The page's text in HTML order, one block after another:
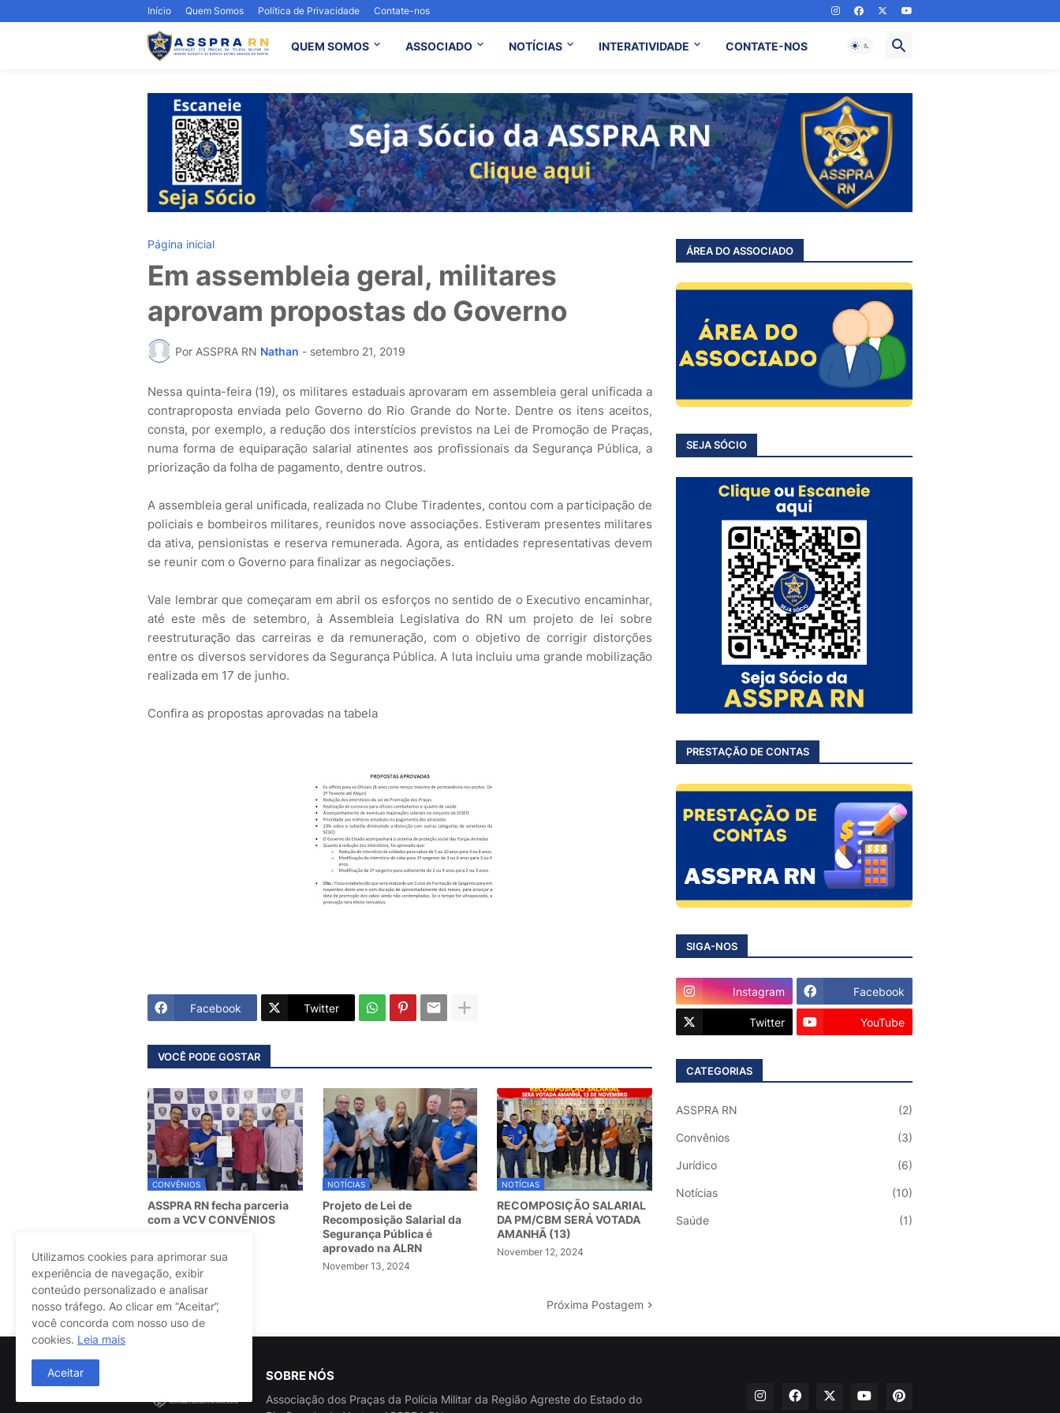
Início Quem Somos Política de Privacidade Contate-nos
QUEM SOMOS ASSOCIADO NOTÍCIAS INTERATIVIDADE CONTATE-NOS
Página inicial
Em assembleia geral, militares
aprovam propostas do Governo
Por ASSPRA RN Nathan - setembro 21, 2019
Nessa quinta-feira (19), os militares estaduais aprovaram em assembleia geral unificada a
contraproposta enviada pelo Governo do Rio Grande do Norte. Dentre os itens aceitos,
consta, por exemplo, a redução dos interstícios previstos na Lei de Promoção de Praças,
numa forma de equiparação salarial atinentes aos profissionais da Segurança Pública, a
priorização da folha de pagamento, dentre outros.
A assembleia geral unificada, realizada no Clube Tiradentes, contou com a participação de
policiais e bombeiros militares, reunidos nove associações. Estiveram presentes militares
da ativa, pensionistas e reserva remunerada. Agora, as entidades representativas devem
se reunir com o Governo para finalizar as negociações.
Vale lembrar que começaram em abril os esforços no sentido de o Executivo encaminhar,
até este mês de setembro, à Assembleia Legislativa do RN um projeto de lei sobre
reestruturação das carreiras e da remuneração, com o objetivo de corrigir distorções
entre os diversos servidores da Segurança Pública. A luta incluiu uma grande mobilização
realizada em 17 de junho.
Confira as propostas aprovadas na tabela
Facebook Twitter
VOCÊ PODE GOSTAR
CONVÊNIOS
ASSPRA RN fecha parceria
com a VCV CONVÊNIOS
NOTÍCIAS
Projeto de Lei de
Recomposição Salarial da
Segurança Pública é
aprovado na ALRN
November 13, 2024
NOTÍCIAS
RECOMPOSIÇÃO SALARIAL
DA PM/CBM SERÁ VOTADA
AMANHÃ (13)
November 12, 2024
Postagem Anterior Próxima Postagem
ÁREA DO ASSOCIADO
SEJA SÓCIO
PRESTAÇÃO DE CONTAS
SIGA-NOS
Instagram Facebook
Twitter YouTube
CATEGORIAS
ASSPRA RN (2)
Convênios (3)
Jurídico (6)
Notícias (10)
Saúde (1)
SOBRE NÓS
Associação dos Praças da Polícia Militar da Região Agreste do Estado do
Utilizamos cookies para aprimorar sua
experiência de navegação, exibir
conteúdo personalizado e analisar
nosso tráfego. Ao clicar em “Aceitar”,
você concorda com nosso uso de
cookies. Leia mais
Aceitar